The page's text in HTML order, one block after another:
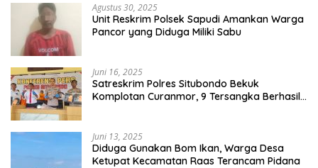
Agustus 30, 2025
Unit Reskrim Polsek Sapudi Amankan Warga
Pancor yang Diduga Miliki Sabu
Juni 16, 2025
Satreskrim Polres Situbondo Bekuk
Komplotan Curanmor, 9 Tersangka Berhasil
Juni 13, 2025
Diduga Gunakan Bom Ikan, Warga Desa
Ketupat Kecamatan Raas Terancam Pidana